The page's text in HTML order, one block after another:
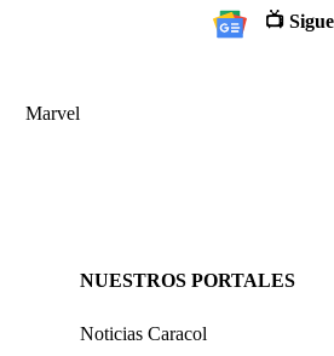
📺
Marvel
NUESTROS PORTALES
Noticias Caracol